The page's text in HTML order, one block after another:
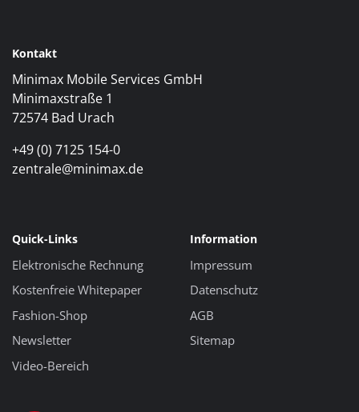
Kontakt
Minimax Mobile Services GmbH
Minimaxstraße 1
72574 Bad Urach
+49 (0) 7125 154-0
zentrale@minimax.de
Quick-Links
Elektronische Rechnung
Kostenfreie Whitepaper
Fashion-Shop
Newsletter
Video-Bereich
Information
Impressum
Datenschutz
AGB
Sitemap